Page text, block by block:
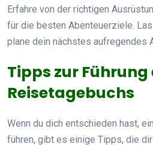
Erfahre von der richtigen
für die besten Abenteuerziele.
plane dein nächstes aufregendes
Tipps zur Führung
Reisetagebuchs
Wenn du dich entschieden hast, ein
führen, gibt es einige Tipps, die